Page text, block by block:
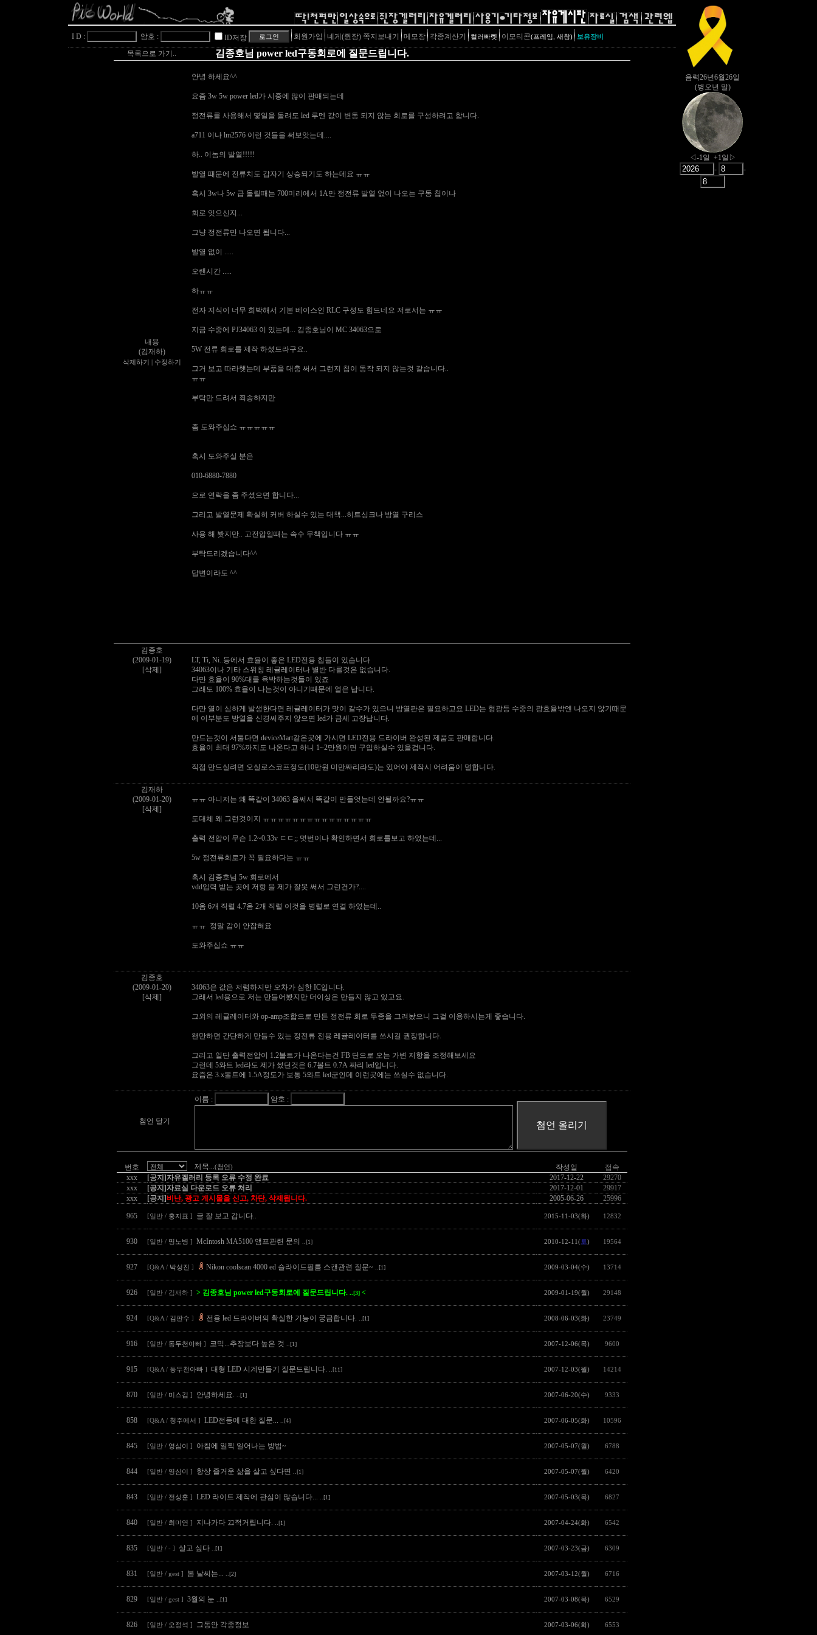
I D : 암호 : ID저장 회원가입 네게(쥔장) 쪽지보내기 메모장 각종계산기 컬러빠렛 이모티콘(프레임, 새창) 보유장비
목록으로 가기.. 김종호님 power led구동회로에 질문드립니다.
내용
(김재하)
삭제하기 수정하기
안녕 하세요^^
요즘 3w 5w power led가 시중에 많이 판매되는데
정전류를 사용해서 몇일을 돌려도 led 루멘 값이 변동 되지 않는 회로를 구성하려고 합니다.
a711 이나 lm2576 이런 것들을 써보앗는데....
하.. 이놈의 발열!!!!!
발열 때문에 전류치도 갑자기 상승되기도 하는데요 ㅠㅠ
혹시 3w나 5w 급 돌릴때는 700미리에서 1A만 정전류 발열 없이 나오는 구동 칩이나
회로 잇으신지...
그냥 정전류만 나오면 됩니다...
발열 없이 .....
오랜시간 .....
하ㅠㅠ
전자 지식이 너무 희박해서 기본 베이스인 RLC 구성도 힘드네요 저로서는 ㅠㅠ
지금 수중에 PJ34063 이 있는데... 김종호님이 MC 34063으로
5W 전류 회로를 제작 하셨드라구요..
그거 보고 따라햇는데 부품을 대충 써서 그런지 칩이 동작 되지 않는것 같습니다..
ㅠㅠ
부탁만 드려서 죄송하지만
좀 도와주십쇼 ㅠㅠㅠㅠㅠ
혹시 도와주실 분은
010-6880-7880
으로 연락을 좀 주셨으면 합니다...
그리고 발열문제 확실히 커버 하실수 있는 대책...히트싱크나 방열 구리스
사용 해 봣지만.. 고전압일때는 속수 무책입니다 ㅠㅠ
부탁드리겠습니다^^
답변이라도 ^^
김종호
(2009-01-19)
[삭제]
LT, Ti, Ni..등에서 효율이 좋은 LED전용 칩들이 있습니다
34063이나 기타 스위칭 레귤레이터나 별반 다를것은 없습니다.
다만 효율이 90%대를 육박하는것들이 있죠
그래도 100% 효율이 나는것이 아니기때문에 열은 납니다.
다만 열이 심하게 발생한다면 레귤레이터가 맛이 갈수가 있으니 방열판은 필요하고요 LED는 형광등 수중의 광효율밖엔 나오지 않기때문
에 이부분도 방열을 신경써주지 않으면 led가 금세 고장납니다.
만드는것이 서툴다면 deviceMart같은곳에 가시면 LED전용 드라이버 완성된 제품도 판매합니다.
효율이 최대 97%까지도 나온다고 하니 1~2만원이면 구입하실수 있을겁니다.
직접 만드실려면 오실로스코프정도(10만원 미만짜리라도)는 있어야 제작시 어려움이 덜합니다.
김재하
(2009-01-20)
[삭제]
ㅠㅠ 아니저는 왜 똑같이 34063 을써서 똑같이 만들엇는데 안될까요?ㅠㅠ
도대체 왜 그런것이지 ㅠㅠㅠㅠㅠㅠㅠㅠㅠㅠㅠㅠㅠㅠㅠ
출력 전압이 무슨 1.2~0.33v ㄷㄷ;; 몃번이나 확인하면서 회로를보고 하였는데...
5w 정전류회로가 꼭 필요하다는 ㅠㅠ
혹시 김종호님 5w 회로에서
vdd입력 받는 곳에 저항 을 제가 잘못 써서 그런건가?....
10옴 6개 직렬 4.7옴 2개 직렬 이것을 병렬로 연결 하였는데..
ㅠㅠ 정말 감이 안잡혀요
도와주십쇼 ㅠㅠ
김종호
(2009-01-20)
[삭제]
34063은 값은 저렴하지만 오차가 심한 IC입니다.
그래서 led용으로 저는 만들어봤지만 더이상은 만들지 않고 있고요.
그외의 레귤레이터와 op-amp조합으로 만든 정전류 회로 두종을 그려놨으니 그걸 이용하시는게 좋습니다.
왠만하면 간단하게 만들수 있는 정전류 전용 레귤레이터를 쓰시길 권장합니다.
그리고 일단 출력전압이 1.2볼트가 나온다는건 FB 단으로 오는 가변 저항을 조정해보세요
그런데 5와트 led라도 제가 썼던것은 6.7볼트 0.7A 짜리 led입니다.
요즘은 3.x볼트에 1.5A정도가 보통 5와트 led군인데 이런곳에는 쓰실수 없습니다.
첨언 달기
이름 : 암호 :
번호 제목 ...(첨언) 작성일
접속
xxx
[공지]자유겔러리 등록 오류 수정 완료 2017-12-22
29270
xxx
[공지]자료실 다운로드 오류 처리 2017-12-01
29917
xxx
[공지] 비난, 광고 게시물을 신고, 차단, 삭제됩니다. 2005-06-26 25996
965 [일반 / 홍지표 ] 글 잘 보고 갑니다.. 2015-11-03(화) 12832
930 [일반 / 명노병 ] McIntosh MA5100 앰프관련 문의 ..[1] 2010-12-11( 토) 19564
927 [Q&A / 박성진 ] Nikon coolscan 4000 ed 슬라이드필름 스캔관련 질문~ ..[1] 2009-03-04(수) 13714
926 [일반 / 김재하 ] > 김종호님 power led구동회로에 질문드립니다. ..[3] < 2009-01-19(월) 29148
924 [Q&A / 김판수 ] 전용 led 드라이버의 확실한 기능이 궁금합니다. ..[1] 2008-06-03(화) 23749
916 [일반 / 동두천아빠 ] 코믹...추장보다 높은 것 ..[1] 2007-12-06(목) 9600
915 [Q&A / 동두천아빠 ] 대형 LED 시계만들기 질문드립니다. ..[11] 2007-12-03(월) 14214
870 [일반 / 미스김 ] 안녕하세요. ..[1] 2007-06-20(수) 9333
858 [Q&A / 청주에서 ] LED전등에 대한 질문... ..[4] 2007-06-05(화) 10596
845 [일반 / 영심이 ] 아침에 일찍 일어나는 방법~ 2007-05-07(월) 6788
844 [일반 / 영심이 ] 항상 즐거운 삶을 살고 싶다면 ..[1] 2007-05-07(월) 6420
843 [일반 / 전성훈 ] LED 라이트 제작에 관심이 많습니다... ..[1] 2007-05-03(목) 6827
840 [일반 / 최미연 ] 지나가다 끄적거립니다. ..[1] 2007-04-24(화) 6542
835 [일반 / - ] 살고 싶다 ..[1] 2007-03-23(금) 6309
831 [일반 / gest ] 봄 날씨는... ..[2] 2007-03-12(월) 6716
829 [일반 / gest ] 3월의 눈 ..[1] 2007-03-08(목) 6529
826 [일반 / 오정석 ] 그동안 각종정보 2007-03-06(화) 6553